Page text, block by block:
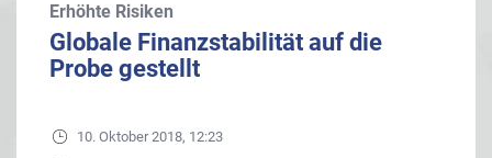
Erhöhte Risiken
Globale Finanzstabilität auf die
Probe gestellt
10. Oktober 2018, 12:23